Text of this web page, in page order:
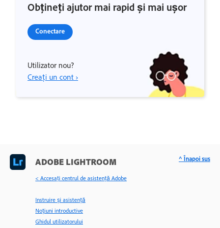
Obțineți ajutor mai rapid și mai ușor
Conectare
Utilizator nou?
Creați un cont ›
ADOBE LIGHTROOM
< Accesaţi centrul de asistenţă Adobe
Instruire și asistență
Noțiuni introductive
Ghidul utilizatorului
^ Înapoi sus